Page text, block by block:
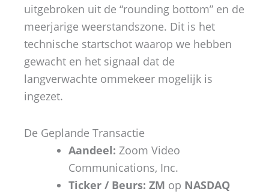
uitgebroken uit de “rounding bottom” en de
meerjarige weerstandszone. Dit is het
technische startschot waarop we hebben
gewacht en het signaal dat de
langverwachte ommekeer mogelijk is
ingezet.
De Geplande Transactie
Aandeel: Zoom Video
Communications, Inc.
Ticker / Beurs: ZM op NASDAQ